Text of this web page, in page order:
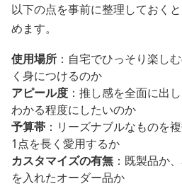
以下の点を事前に整理しておく
めます。
使用場所 ：自宅でひっそり楽し
く身につけるのか
アピール度 ：推し感を全面に出
わかる程度にしたいのか
予算帯 ：リーズナブルなものを
1点を長く愛用するか
カスタマイズの有無 ：既製品か
を入れたオーダー品か